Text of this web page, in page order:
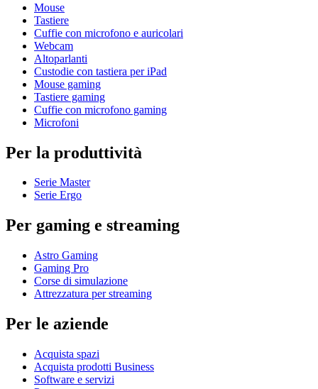
Mouse
Tastiere
Cuffie con microfono e auricolari
Webcam
Altoparlanti
Custodie con tastiera per iPad
Mouse gaming
Tastiere gaming
Cuffie con microfono gaming
Microfoni
Per la produttività
Serie Master
Serie Ergo
Per gaming e streaming
Astro Gaming
Gaming Pro
Corse di simulazione
Attrezzatura per streaming
Per le aziende
Acquista spazi
Acquista prodotti Business
Software e servizi